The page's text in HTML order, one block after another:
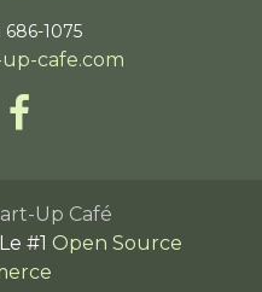
686-1075
cafe.com
Up Café
#1 Open Source